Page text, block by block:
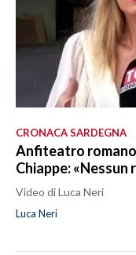
CRONACA SARDEGNA
Anfiteatro
Chiappe:
Video di Luca Neri
Luca Neri